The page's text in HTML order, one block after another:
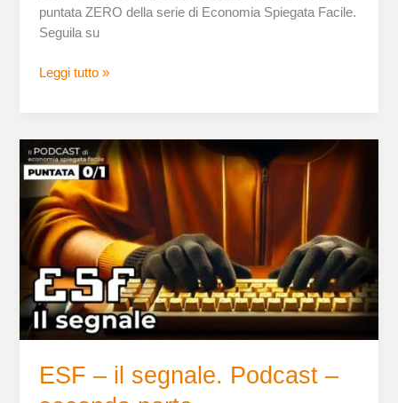
puntata ZERO della serie di Economia Spiegata Facile.
Seguila su
Leggi tutto »
ESF – il segnale. Podcast –
ESF
–
segnale.
Podcast
–
seconda
parte